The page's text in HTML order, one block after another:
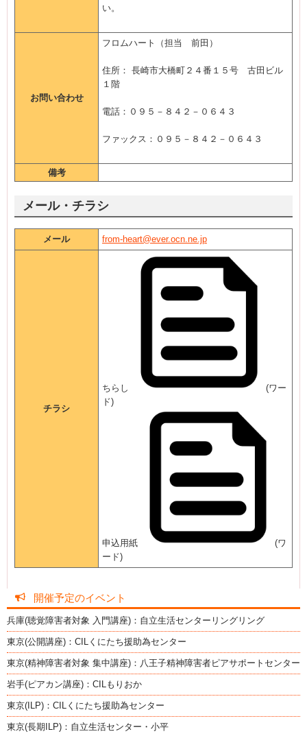
い。
お問い合わせ
フロムハート（担当 前田）
住所： 長崎市大橋町２４番１５号 古田ビル
１階
電話：０９５－８４２－０６４３
ファックス：０９５－８４２－０６４３
備考
メール・チラシ
メール from-heart@ever.ocn.ne.jp
チラシ
ちらし
(ワー
ド)
申込用紙
(ワ
ード)
開催予定のイベント
兵庫(聴覚障害者対象 入門講座)：自立生活センターリングリング
東京(公開講座)：CILくにたち援助為センター
東京(精神障害者対象 集中講座)：八王子精神障害者ピアサポートセンター
岩手(ピアカン講座)：CILもりおか
東京(ILP)：CILくにたち援助為センター
東京(長期ILP)：自立生活センター・小平